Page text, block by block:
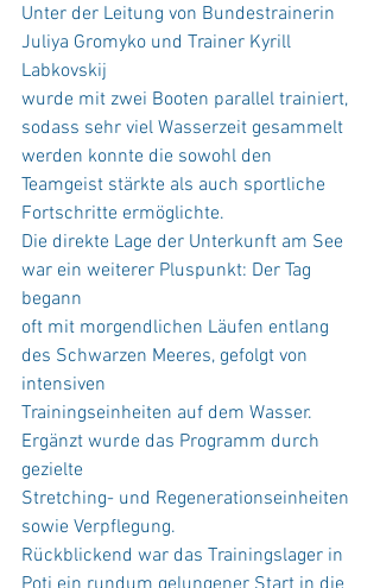
Unter der Leitung von Bundestrainerin
Juliya Gromyko und Trainer Kyrill
Labkovskij
wurde mit zwei Booten parallel trainiert,
sodass sehr viel Wasserzeit gesammelt
werden konnte die sowohl den
Teamgeist stärkte als auch sportliche
Fortschritte ermöglichte.
Die direkte Lage der Unterkunft am See
war ein weiterer Pluspunkt: Der Tag
begann
oft mit morgendlichen Läufen entlang
des Schwarzen Meeres, gefolgt von
intensiven
Trainingseinheiten auf dem Wasser.
Ergänzt wurde das Programm durch
gezielte
Stretching- und Regenerationseinheiten
sowie Verpflegung.
Rückblickend war das Trainingslager in